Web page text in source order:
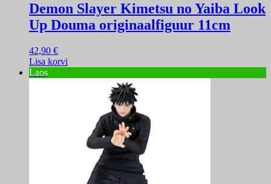
Demon Slayer Kimetsu no Yaiba Look
Up Douma originaalfiguur 11cm
42,90 €
Lisa korvi
Laos